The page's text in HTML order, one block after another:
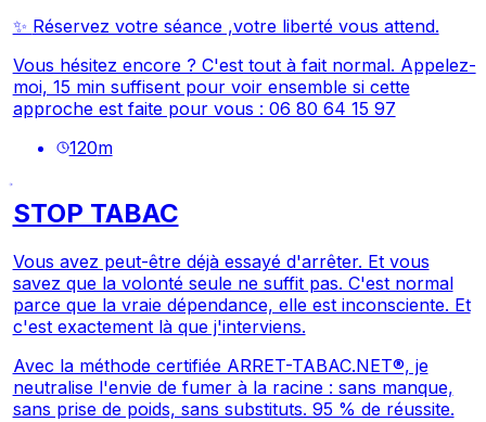
✨ Réservez votre séance ,votre liberté vous attend.
Vous hésitez encore ? C'est tout à fait normal. Appelez-
moi, 15 min suffisent pour voir ensemble si cette
approche est faite pour vous : 06 80 64 15 97
120m
STOP TABAC
Vous avez peut-être déjà essayé d'arrêter. Et vous
savez que la volonté seule ne suffit pas. C'est normal
parce que la vraie dépendance, elle est inconsciente. Et
c'est exactement là que j'interviens.
Avec la méthode certifiée ARRET-TABAC.NET®, je
neutralise l'envie de fumer à la racine : sans manque,
sans prise de poids, sans substituts. 95 % de réussite.